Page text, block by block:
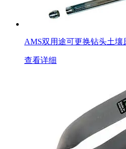
AMS双用途可更换钻头土壤
查看详细